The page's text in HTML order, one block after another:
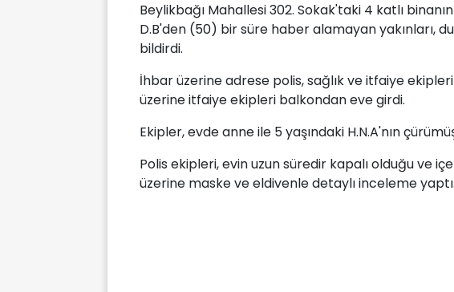
Beylikbağı Mahallesi 302. Sokak'taki 4 katlı
D.B'den (50) bir süre haber alamayan yakınları,
bildirdi.
İhbar üzerine adrese polis, sağlık ve itfaiye ekipleri
üzerine itfaiye ekipleri balkondan eve girdi.
Ekipler, evde anne ile 5 yaşındaki H.N.A'nın
Polis ekipleri, evin uzun süredir kapalı olduğu ve
üzerine maske ve eldivenle detaylı inceleme yaptı.